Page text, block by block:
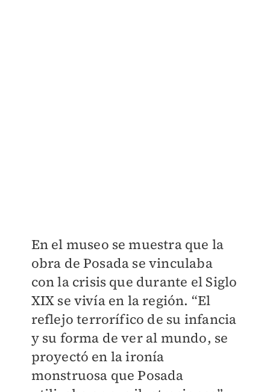
En el museo se muestra que la
obra de Posada se vinculaba
con la crisis que durante el Siglo
XIX se vivía en la región. “El
reflejo terrorífico de su infancia
y su forma de ver al mundo, se
proyectó en la ironía
monstruosa que Posada